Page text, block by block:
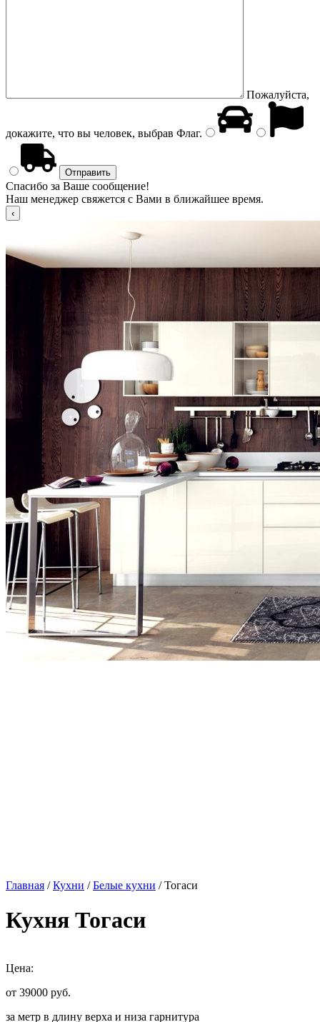
Пожалуйста,
докажите, что вы человек, выбрав Флаг.
Спасибо за Ваше сообщение!
Наш менеджер свяжется с Вами в ближайшее время.
Главная /Кухни /Белые кухни / Тогаси
Кухня Тогаси
Цена:
от 39000 руб.
за метр в длину верха и низа гарнитура